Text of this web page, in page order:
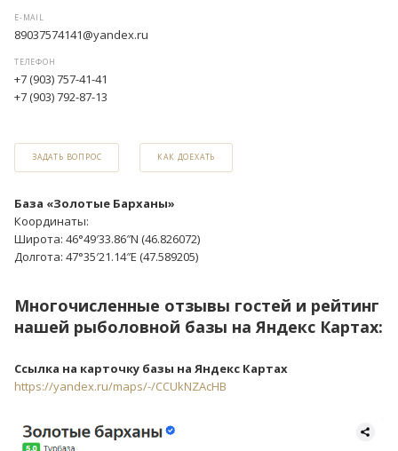
E-MAIL
89037574141@yandex.ru
ТЕЛЕФОН
+7 (903) 757-41-41
+7 (903) 792-87-13
ЗАДАТЬ ВОПРОС КАК ДОЕХАТЬ
База «Золотые Барханы»
Координаты:
Широта: 46°49′33.86″N (46.826072)
Долгота: 47°35′21.14″E (47.589205)
Многочисленные отзывы гостей и рейтинг
нашей рыболовной базы на Яндекс Картах:
Ссылка на карточку базы на Яндекс Картах
https://yandex.ru/maps/-/CCUkNZAcHB